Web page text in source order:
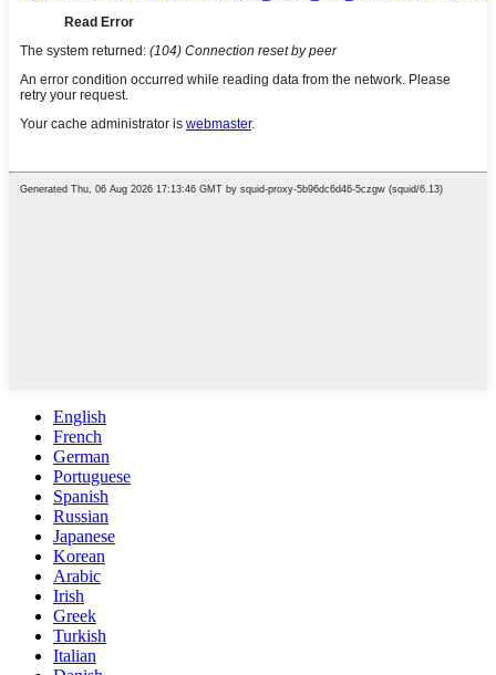
English
French
German
Portuguese
Spanish
Russian
Japanese
Korean
Arabic
Irish
Greek
Turkish
Italian